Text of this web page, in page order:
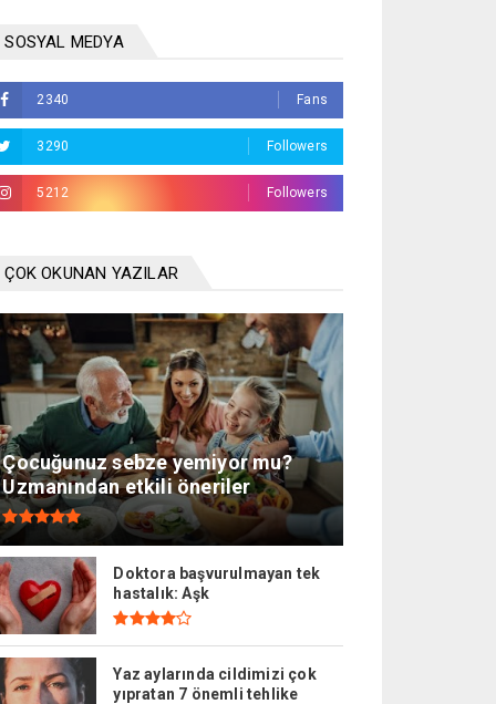
SOSYAL MEDYA
2340 Fans
3290 Followers
5212 Followers
ÇOK OKUNAN YAZILAR
Çocuğunuz sebze yemiyor mu?
Uzmanından etkili öneriler
Doktora başvurulmayan tek
hastalık: Aşk
Yaz aylarında cildimizi çok
yıpratan 7 önemli tehlike